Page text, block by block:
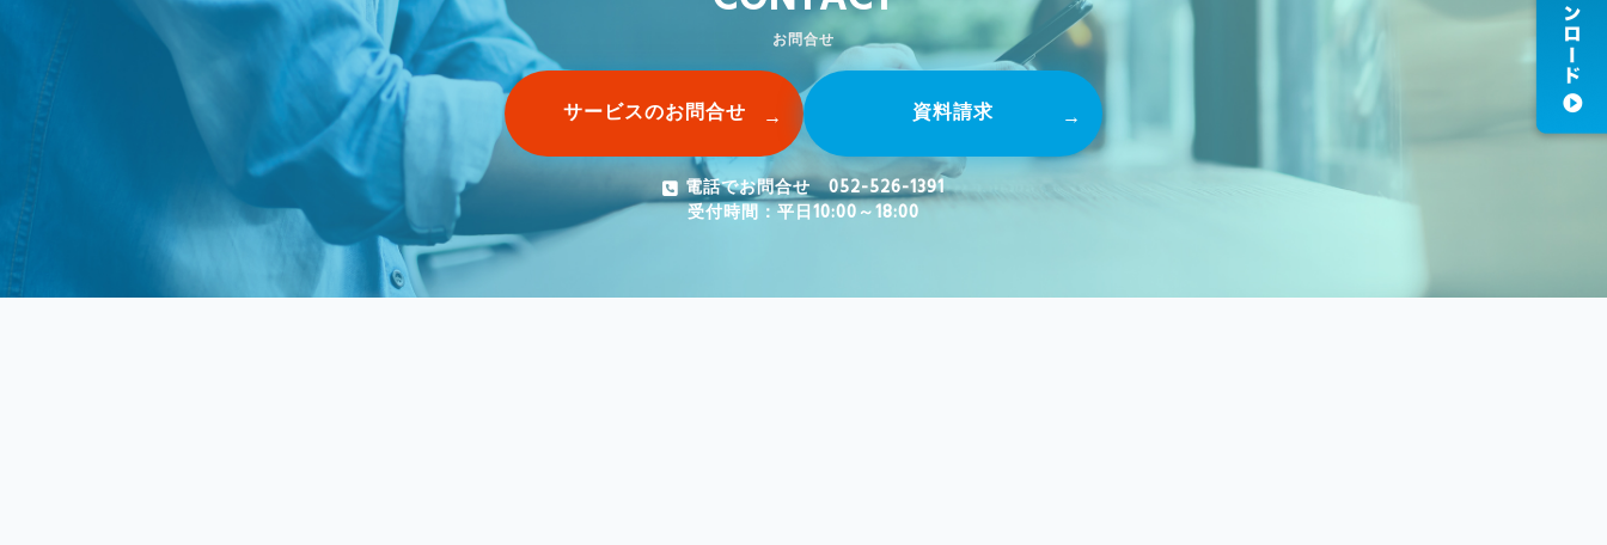
お問合せ
サービスのお問合せ 資料請求
電話でお問合せ 052-526-1391
受付時間：平日10:00～18:00